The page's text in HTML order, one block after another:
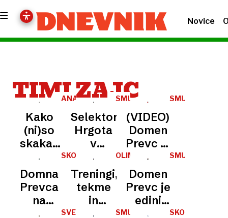
Novice
TIMI ZAJC
ANALIZA
Kako
(ni)so
skakali
Slovenci:
Desetica
Domna
Prevca
prekriva
SMUČARSKI
Selektor
Hrgota
v
pogovorih
za
nadaljevanje
dela
SMUČARSKI
(VIDEO)
Domen
Prevc je
olimpijski
prvak!
"Kot
otrok o
SKOKI
Domna
Prevca
na
tekmi
OLIMPIJSKE
Treningi,
tekme
in
zamuda
SMUČARSKI
Domen
Prevc je
edini
kandidat
SVETOVNO
SMUČARSKI
SKOKI